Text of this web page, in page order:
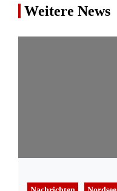
Weitere News